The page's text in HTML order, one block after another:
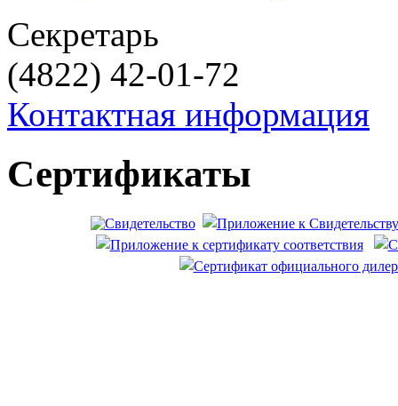
Секретарь
(4822) 42-01-72
Контактная информация
Сертификаты